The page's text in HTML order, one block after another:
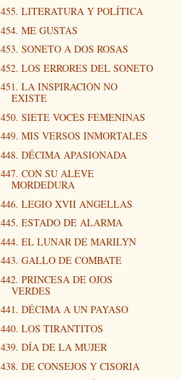
455. LITERATURA Y POLÍTICA
454. ME GUSTAS
453. SONETO A DOS ROSAS
452. LOS ERRORES DEL SONETO
451. LA INSPIRACIÓN NO
EXISTE
450. SIETE VOCES FEMENINAS
449. MIS VERSOS INMORTALES
448. DÉCIMA APASIONADA
447. CON SU ALEVE
MORDEDURA
446. LEGIO XVII ANGELLAS
445. ESTADO DE ALARMA
444. EL LUNAR DE MARILYN
443. GALLO DE COMBATE
442. PRINCESA DE OJOS
VERDES
441. DÉCIMA A UN PAYASO
440. LOS TIRANTITOS
439. DÍA DE LA MUJER
438. DE CONSEJOS Y CISORIA